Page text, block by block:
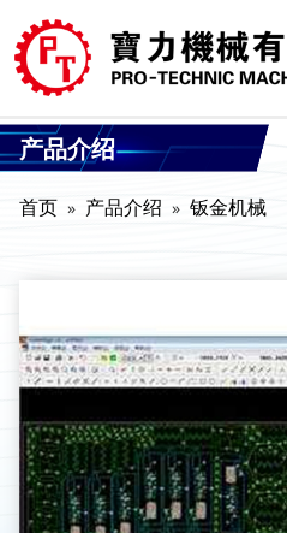
产品介绍
首页 产品介绍 钣金机械